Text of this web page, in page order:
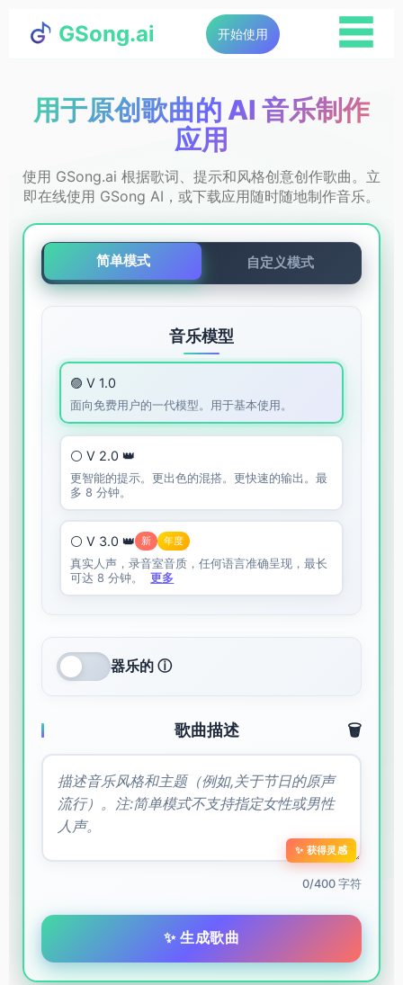
GSong.ai 开始使用 ☰
用于原创歌曲的 AI 音乐制作
应用
使用 GSong.ai 根据歌词、提示和风格创意创作歌曲。立
即在线使用 GSong AI，或下载应用随时随地制作音乐。
简单模式 自定义模式
音乐模型
🟣 V 1.0
面向免费用户的一代模型。用于基本使用。
⚪ V 2.0 👑
更智能的提示。更出色的混搭。更快速的输出。最
多 8 分钟。
⚪ V 3.0 👑 新 年度
真实人声，录音室音质，任何语言准确呈现，最长
可达 8 分钟。
更多
器乐的 ⓘ
歌曲描述 🗑️
✨ 获得灵感
0/400 字符
✨ 生成歌曲